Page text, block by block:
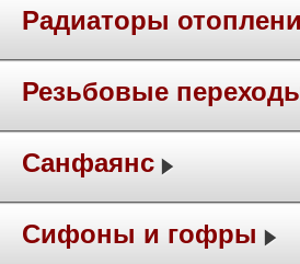
Радиаторы
Резьбовые
Санфаянс
Сифоны и гофры